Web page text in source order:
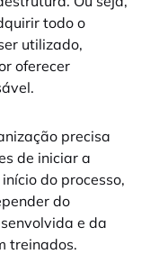
todo o
utilizado,
oferecer
precisa
de iniciar a
do processo,
do
e da
treinados.